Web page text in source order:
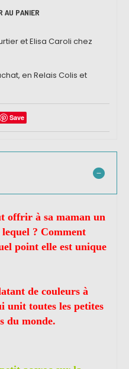
AU PANIER
et Elisa Caroli chez
en Relais Colis et
Save
offrir à sa maman un
? Comment
point elle est unique
de couleurs à
unit toutes les petites
du monde.